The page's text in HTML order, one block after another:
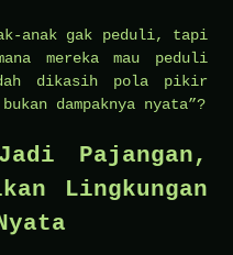
anak gak peduli, tapi
mereka mau peduli
dikasih pola pikir
dampaknya nyata”?
Pajangan,
Lingkungan